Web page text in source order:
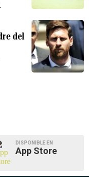
del
DISPONIBLE EN
App Store